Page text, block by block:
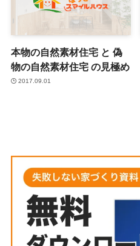
本物の自然素材住宅 と 偽
物の自然素材住宅 の見極め
2017.09.01